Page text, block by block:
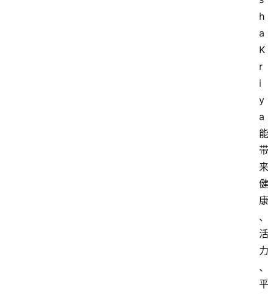
h
a
K
r
i
y
a
能
带
来
健
康
、
活
力
、
平